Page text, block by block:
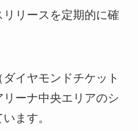
リースを定期的に確
イヤモンドチケット
ーナ中央エリアのシ
ます。